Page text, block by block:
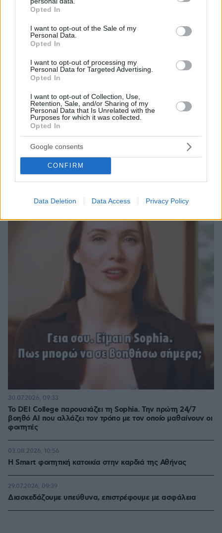
grant or deny consent to Google and its third-party tags to
use your data for below specified purposes in below Google
consent section.
Opted In
I want to opt-out of the Sale of my
Personal Data.
Opted In
I want to opt-out of processing my
Personal Data for Targeted Advertising.
Opted In
I want to opt-out of Collection, Use,
Retention, Sale, and/or Sharing of my
Personal Data that Is Unrelated with the
Purposes for which it was collected.
Opted In
Google consents
CONFIRM
Data Deletion Data Access Privacy Policy
στη Βάγκνερ, λέει ο Πριγκόζιν
29.03.2023, 14:43
Thema Insights
Το DEI College παρουσιάζει τη Sophia. Την πρώτη 24/7
βοηθό AI που αλλάζει τον τρόπο με τον οποίο μαθαίνουν οι
φοιτητές
30.07.2026, 09:33
Η Smart φοιτητική κατοικία στην καρδιά της Αθήνας
03.08.2026, 10:56
Διασκεδάζουμε υπεύθυνα, επιστρέφουμε με ασφάλεια
29.07.2026, 09:39